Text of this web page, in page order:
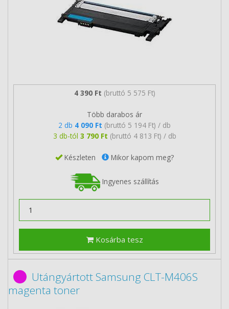
4 390 Ft (bruttó 5 575 Ft)
Több darabos ár
2 db 4 090 Ft (bruttó 5 194 Ft) / db
3 db-tól 3 790 Ft (bruttó 4 813 Ft) / db
Készleten Mikor kapom meg?
Ingyenes szállítás
Kosárba tesz
Utángyártott Samsung CLT-M406S
magenta toner